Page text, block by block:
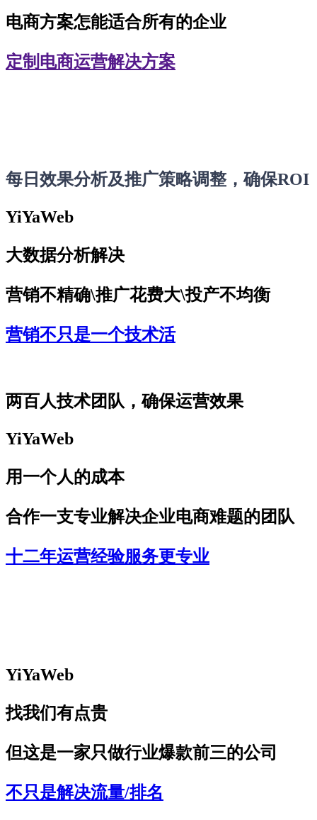
电商方案怎能适合所有的企业
定制电商运营解决方案
每日效果分析及推广策略调整，确保ROI
YiYaWeb
大数据分析解决
营销不精确\推广花费大\投产不均衡
营销不只是一个技术活
两百人技术团队，确保运营效果
YiYaWeb
用一个人的成本
合作一支专业解决企业电商难题的团队
十二年运营经验服务更专业
YiYaWeb
找我们有点贵
但这是一家只做行业爆款前三的公司
不只是解决流量/排名